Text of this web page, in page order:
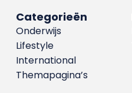
Categorieën
Onderwijs
Lifestyle
International
Themapagina’s